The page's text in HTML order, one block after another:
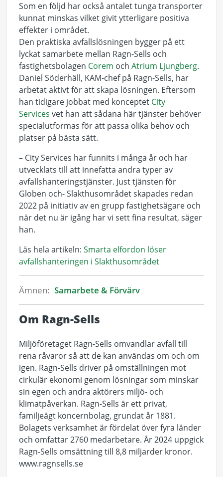
Som en följd har också antalet tunga transporter
kunnat minskas vilket givit ytterligare positiva
effekter i området.
Den praktiska avfallslösningen bygger på ett
lyckat samarbete mellan Ragn-Sells och
fastighetsbolagen Corem och Atrium Ljungberg.
Daniel Söderhäll, KAM-chef på Ragn-Sells, har
arbetat aktivt för att skapa lösningen. Eftersom
han tidigare jobbat med konceptet City
Services vet han att sådana här tjänster behöver
specialutformas för att passa olika behov och
platser på bästa sätt.
– City Services har funnits i många år och har
utvecklats till att innefatta andra typer av
avfallshanteringstjänster. Just tjänsten för
Globen och- Slakthusområdet skapades redan
2022 på initiativ av en grupp fastighetsägare och
när det nu är igång har vi sett fina resultat, säger
han.
Läs hela artikeln: Smarta elfordon löser
avfallshanteringen i Slakthusområdet
Ämnen: Samarbete & Förvärv
Om Ragn-Sells
Miljöföretaget Ragn-Sells omvandlar avfall till
rena råvaror så att de kan användas om och om
igen. Ragn-Sells driver på omställningen mot
cirkulär ekonomi genom lösningar som minskar
sin egen och andra aktörers miljö- och
klimatpåverkan. Ragn-Sells är ett privat,
familjeägt koncernbolag, grundat år 1881.
Bolagets verksamhet är fördelat över fyra länder
och omfattar 2760 medarbetare. År 2024 uppgick
Ragn-Sells omsättning till 8,8 miljarder kronor.
www.ragnsells.se